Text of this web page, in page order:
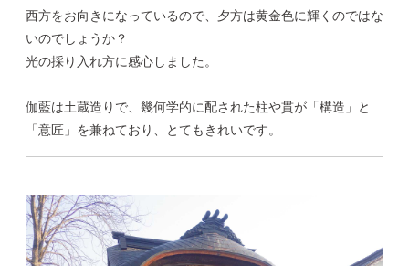
西方をお向きになっているので、夕方は黄金色に輝くのではな
いのでしょうか？
光の採り入れ方に感心しました。
伽藍は土蔵造りで、幾何学的に配された柱や貫が「構造」と
「意匠」を兼ねており、とてもきれいです。